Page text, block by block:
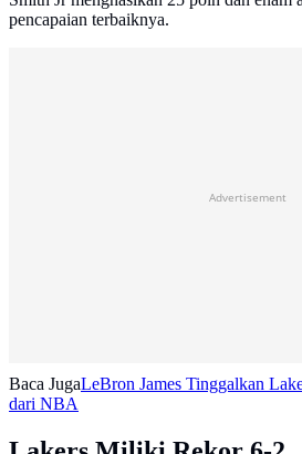
pencapaian terbaiknya.
Advertisement
Baca JugaLeBron James Tinggalkan
dari NBA